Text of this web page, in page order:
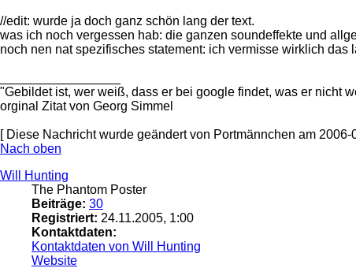
//edit: wurde ja doch ganz schön lang der text.
was ich noch vergessen hab: die ganzen soundeffekte und
noch nen nat spezifisches statement: ich vermisse wirklich das
"Gebildet ist, wer weiß, dass er bei google findet, was er nicht
orginal Zitat von Georg Simmel
[ Diese Nachricht wurde geändert von Portmännchen am 2006-
Nach oben
Will Hunting
The Phantom Poster
Beiträge: 30
Registriert: 24.11.2005, 1:00
Kontaktdaten:
Kontaktdaten von Will Hunting
Website